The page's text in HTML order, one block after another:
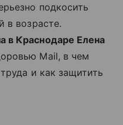
подкосить
в возрасте.
в Краснодаре Елена
Mail, в чем
и как защитить